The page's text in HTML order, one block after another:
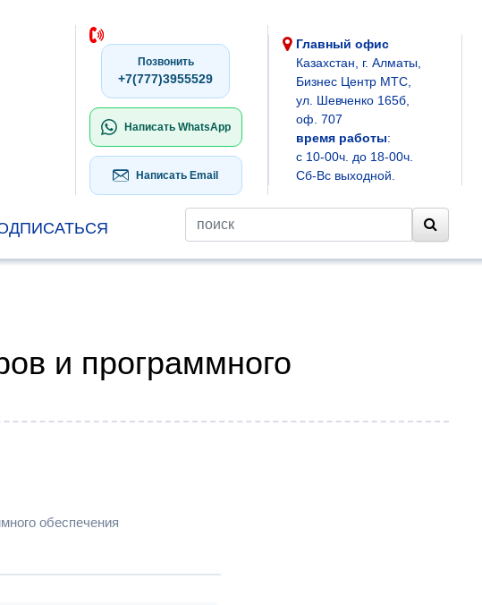
Позвонить
+7(777)3955529
Написать WhatsApp
Написать Email
Главный офис
Казахстан, г. Алматы,
Бизнес Центр МТС,
ул. Шевченко 165б,
оф. 707
время работы:
с 10-00ч. до 18-00ч.
Сб-Вс выходной.
и программного
обеспечения